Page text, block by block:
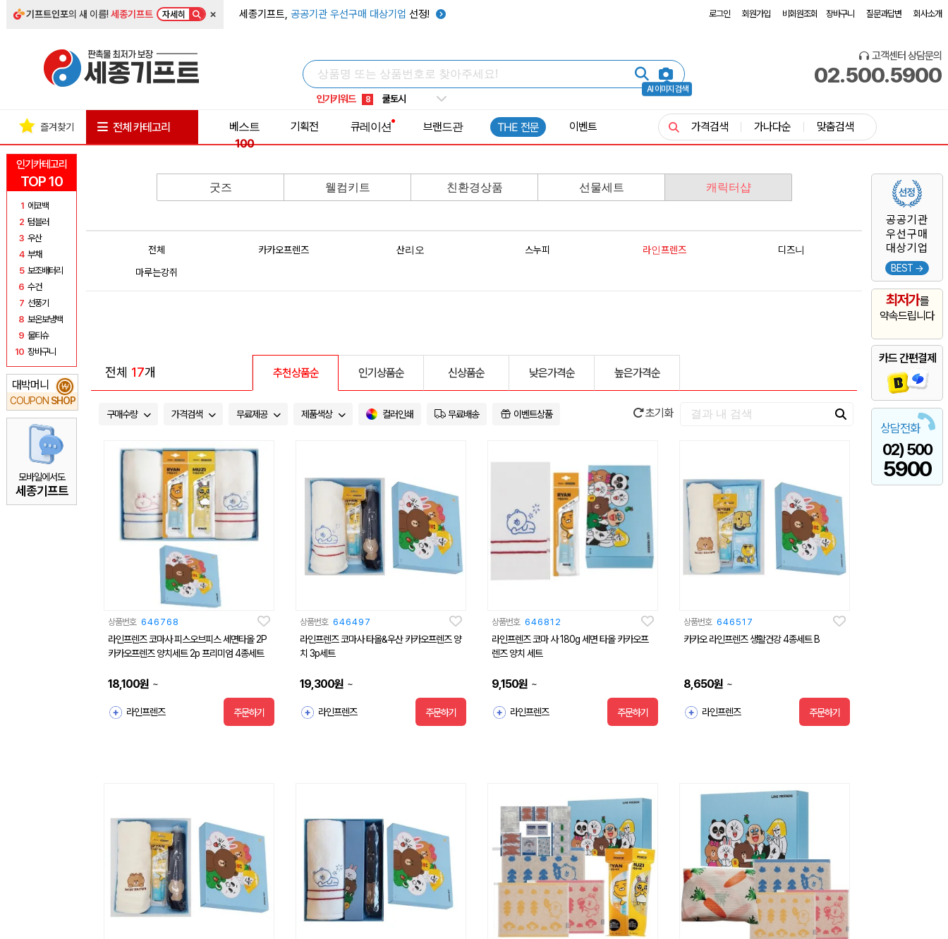
기프트인포의 새 이름!세종기프트 자세히 × 세종기프트, 공공기관 우선구매 대상기업 선정! 로그인 회원가입 비회원조회 장바구니 질문과답변 회사소개
AI 이미지 검색
인기키워드
키캡
8 쿨토시
9 넥쿨러
10 타포린가방
1
고객센터 상담문의
02.500.5900
인기카테고리
TOP 10
1 에코백
2 텀블러
3 우산
4 부채
5 보조배터리
6 수건
7 선풍기
8 보온보냉백
9 물티슈
10 장바구니
대박머니
COUPON SHOP
₩
모바일에서도
세종기프트
공공기관
우선구매
대상기업
BEST →
최저가를
약속드립니다
카드 간편결제
상담전화
02) 500
5900
즐겨찾기 전체 카테고리
베스트
100
기획전 큐레이션 브랜드관 THE 전문 이벤트 가격검색 가나다순 맞춤검색
굿즈 웰컴키트 친환경상품 선물세트 캐릭터샵
전체 카카오프렌즈 산리오 스누피 라인프렌즈
디즈니
마루는강쥐
전체 17개 추천상품순 인기상품순 신상품순 낮은가격순 높은가격순
구매수량 가격검색 무료제공 제품색상 컬러인쇄 무료배송 이벤트상품 초기화
상품번호 646768
라인프렌즈 코마사 피스오브피스 세면타올 2P
카카오프렌즈 양치세트 2p 프리미엄 4종세트
18,100원 ~
라인프렌즈 주문하기
상품번호 646497
라인프렌즈 코마사 타올&우산 카카오프렌즈 양
치 3p세트
19,300원 ~
라인프렌즈 주문하기
상품번호 646812
라인프렌즈 코마 사 180g 세면 타올 카카오프
렌즈 양치 세트
9,150원 ~
라인프렌즈 주문하기
상품번호 646517
카카오 라인프렌즈 생활건강 4종세트 B
8,650원 ~
라인프렌즈 주문하기